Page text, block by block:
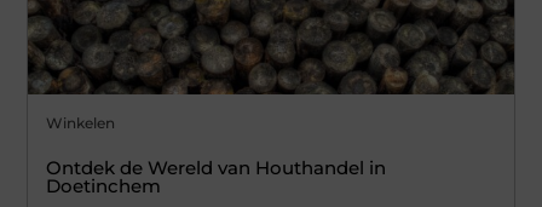
Winkelen
Ontdek de Wereld van Houthandel in
Doetinchem